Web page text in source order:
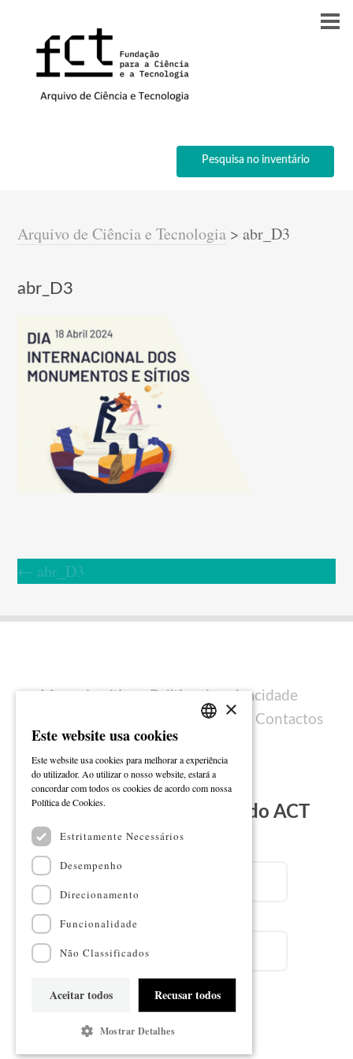
Pesquisa no inventário
Arquivo de Ciência e Tecnologia >abr_D3
abr_D3
← abr_D3
Mapa do sítio
Política de privacidade
Ficha técnica Contactos
Subscreva a Newsletter do ACT
Subscrever
Mapa do sítio
ENGLISH
×
Este website usa cookies
Este website usa cookies para melhorar a experiência
do utilizador. Ao utilizar o nosso website, estará a
concordar com todos os cookies de acordo com nossa
Política de Cookies.
Estritamente Necessários
Desempenho
Direcionamento
Funcionalidade
Não Classificados
Aceitar todos Recusar todos
Mostrar Detalhes